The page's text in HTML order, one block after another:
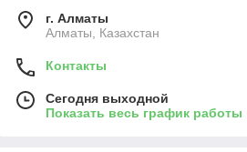
г. Алматы
Алматы, Казахстан
Контакты
Сегодня выходной
Показать весь график работы